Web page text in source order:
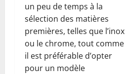
un peu de temps à la
sélection des matières
premières, telles que l’inox
ou le chrome, tout comme
il est préférable d’opter
pour un modèle